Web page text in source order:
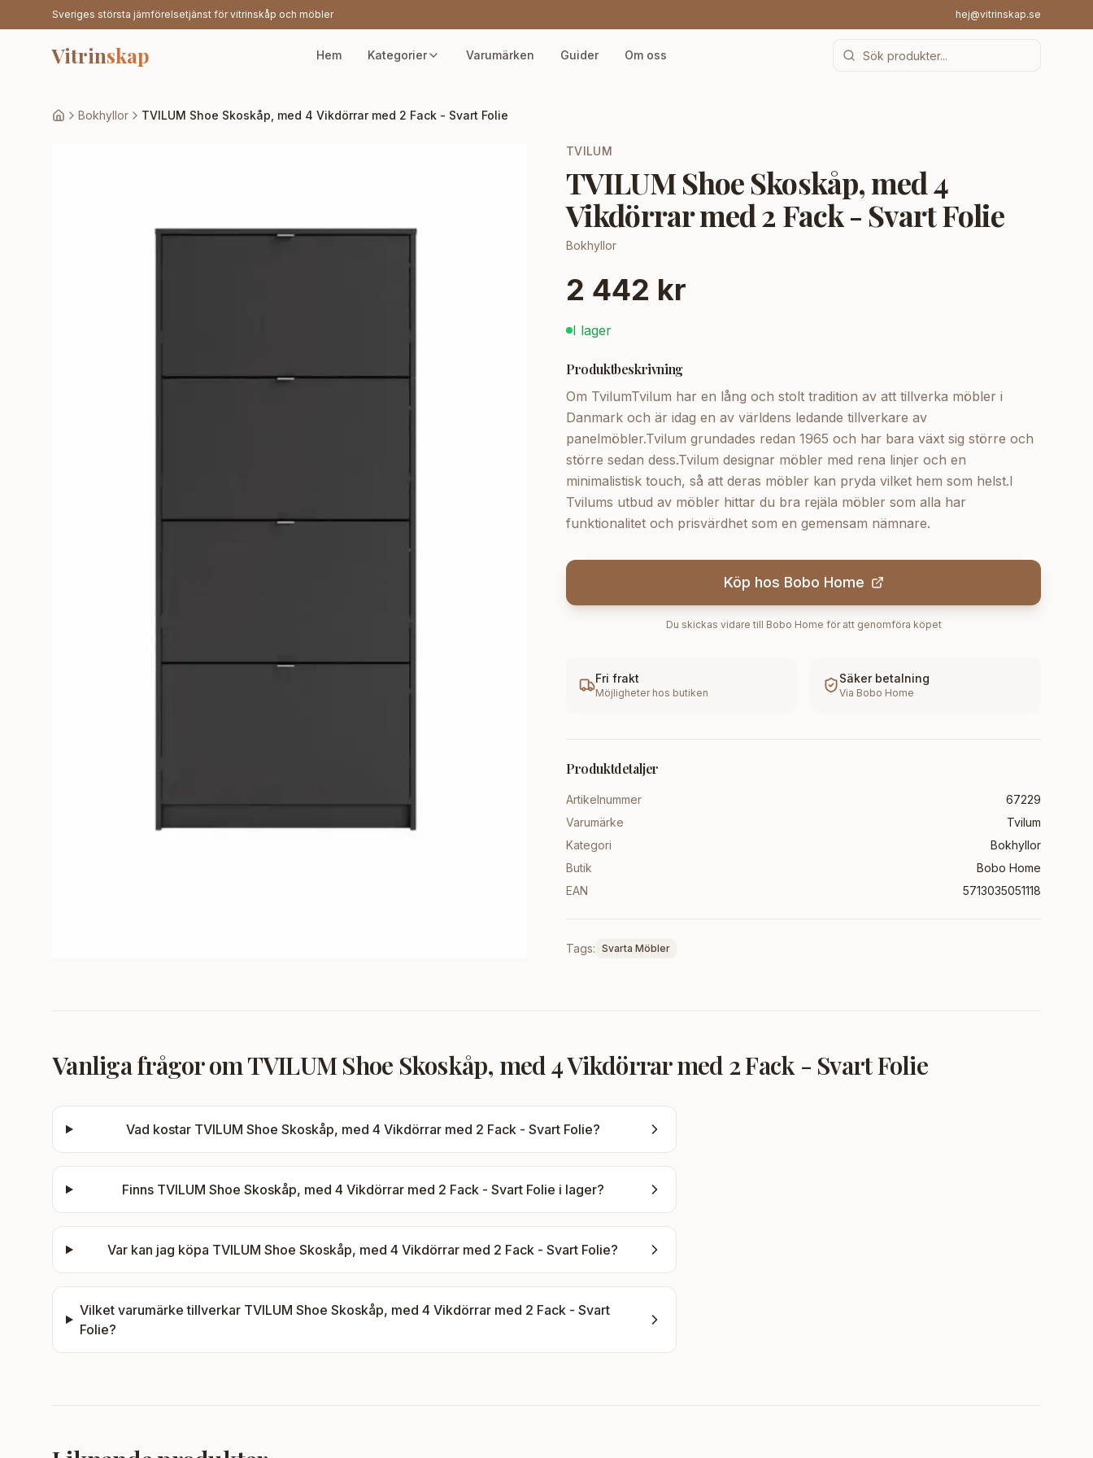
Sveriges största jämförelsetjänst för vitrinskåp och möbler hej@vitrinskap.se
Vitrinskap Hem Kategorier Varumärken Guider Om oss
Bokhyllor TVILUM Shoe Skoskåp, med 4 Vikdörrar med 2 Fack - Svart Folie
TVILUM
TVILUM Shoe Skoskåp, med 4
Vikdörrar med 2 Fack - Svart Folie
Bokhyllor
2 442 kr
I lager
Produktbeskrivning
Om TvilumTvilum har en lång och stolt tradition av att tillverka möbler i
Danmark och är idag en av världens ledande tillverkare av
panelmöbler.Tvilum grundades redan 1965 och har bara växt sig större och
större sedan dess.Tvilum designar möbler med rena linjer och en
minimalistisk touch, så att deras möbler kan pryda vilket hem som helst.I
Tvilums utbud av möbler hittar du bra rejäla möbler som alla har
funktionalitet och prisvärdhet som en gemensam nämnare.
Köp hos Bobo Home
Du skickas vidare till Bobo Home för att genomföra köpet
Fri frakt
Möjligheter hos butiken
Säker betalning
Via Bobo Home
Produktdetaljer
Artikelnummer
67229
Varumärke
Tvilum
Kategori
Bokhyllor
Butik
Bobo Home
EAN
5713035051118
Tags: Svarta Möbler
Vanliga frågor omTVILUM Shoe Skoskåp, med 4 Vikdörrar med 2 Fack - Svart Folie
Vad kostar TVILUM Shoe Skoskåp, med 4 Vikdörrar med 2 Fack - Svart Folie?
Finns TVILUM Shoe Skoskåp, med 4 Vikdörrar med 2 Fack - Svart Folie i lager?
Var kan jag köpa TVILUM Shoe Skoskåp, med 4 Vikdörrar med 2 Fack - Svart Folie?
Vilket varumärke tillverkar TVILUM Shoe Skoskåp, med 4 Vikdörrar med 2 Fack - Svart
Folie?